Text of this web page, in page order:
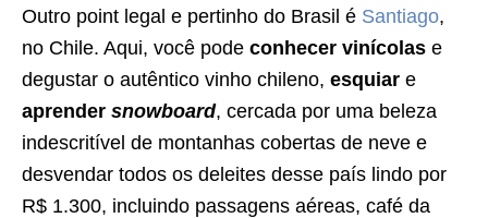
Outro point legal e pertinho do Brasil é Santiago,
no Chile. Aqui, você pode conhecer vinícolas e
degustar o autêntico vinho chileno, esquiar e
aprender snowboard, cercada por uma beleza
indescritível de montanhas cobertas de neve e
desvendar todos os deleites desse país lindo por
R$ 1.300, incluindo passagens aéreas, café da